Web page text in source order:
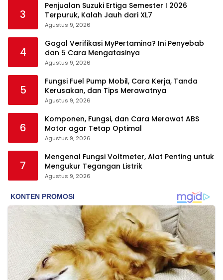
3
Penjualan Suzuki Ertiga Semester I 2026
Terpuruk, Kalah Jauh dari XL7
Agustus 9, 2026
4
Gagal Verifikasi MyPertamina? Ini Penyebab
dan 5 Cara Mengatasinya
Agustus 9, 2026
5
Fungsi Fuel Pump Mobil, Cara Kerja, Tanda
Kerusakan, dan Tips Merawatnya
Agustus 9, 2026
6
Komponen, Fungsi, dan Cara Merawat ABS
Motor agar Tetap Optimal
Agustus 9, 2026
7
Mengenal Fungsi Voltmeter, Alat Penting untuk
Mengukur Tegangan Listrik
Agustus 9, 2026